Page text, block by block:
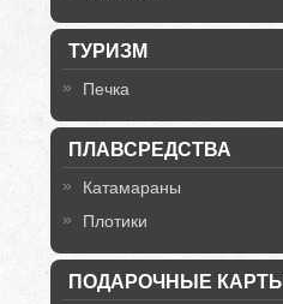
ТУРИЗМ
Печка
ПЛАВСРЕДСТВА
Катамараны
Плотики
ПОДАРОЧНЫЕ КАРТЫ